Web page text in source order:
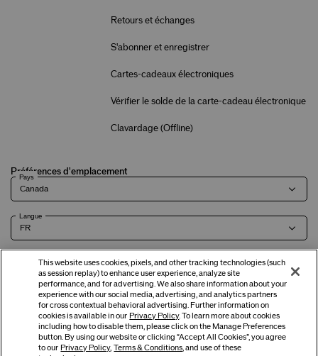
Retours et échanges
S'abonner et enregistrer
Cartes-cadeaux électroniques
Vérifier le solde de la carte-cadeau électronique
Clavardage (Offline)
Préférences d'emplacement
Pays
Langue
Shiseido Co., Ltd. Tous droits réservés.
ModalitésPolitique de
confidentialité
Renseignements sur l'entreprise et
coordonnées
Carrières
This website uses cookies, pixels, and other tracking technologies (such
as session replay) to enhance user experience, analyze site
performance, and for advertising. We also share information about your
experience with our social media, advertising, and analytics partners
for cross contextual behavioral advertising. Further information on
cookies is available in our Privacy Policy. To learn more about cookies
including how to disable them, please click on the Manage Preferences
button. By using our website or clicking “Accept All Cookies”, you agree
to our Privacy Policy, Terms & Conditions , and use of these